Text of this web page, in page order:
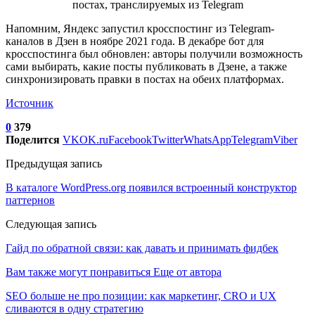
Напомним, Яндекс запустил кросспостинг из Telegram-
каналов в Дзен в ноябре 2021 года. В декабре бот для
кросспостинга был обновлен: авторы получили возможность
сами выбирать, какие посты публиковать в Дзене, а также
синхронизировать правки в постах на обеих платформах.
Источник
0 379
Поделится VKOK.ruFacebookTwitterWhatsAppTelegramViber
Предыдущая запись
В каталоге WordPress.org появился встроенный конструктор
паттернов
Следующая запись
Гайд по обратной связи: как давать и принимать фидбек
Вам также могут понравиться Еще от автора
SEO больше не про позиции: как маркетинг, CRO и UX
сливаются в одну стратегию